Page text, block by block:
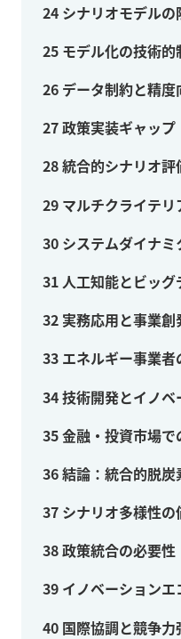
24 シナリオモデル
25 モデル化の技術的
26 データ制約と精度
27政策実装ギャップ
28統合的シナリオ評
29 マルチクライテ
30 システムダイナ
31人工知能とビッグ
32 実務応用と事業
33 エネルギー事業
34技術開発とイノ
35金融・投資市場で
36結論：統合的脱
37 シナリオ多様性の
38政策統合の必要性
39 イノベーション
40 国際協調と競争力